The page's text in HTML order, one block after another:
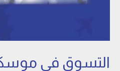
التسوق في موسكو